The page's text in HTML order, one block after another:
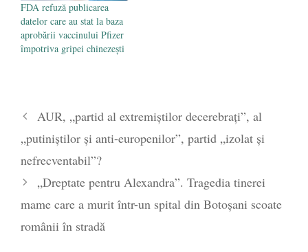
FDA refuză publicarea
datelor care au stat la baza
aprobării vaccinului Pfizer
împotriva gripei chinezești
AUR, „partid al extremiștilor decerebrați”, al
„putiniștilor și anti-europenilor”, partid „izolat și
nefrecventabil”?
„Dreptate pentru Alexandra”. Tragedia tinerei
mame care a murit într-un spital din Botoșani scoate
românii în stradă